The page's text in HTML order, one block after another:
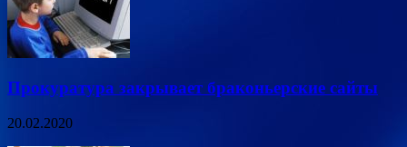
Прокуратура закрывает браконьерские сайты
20.02.2020